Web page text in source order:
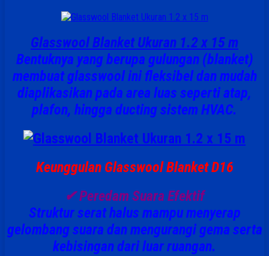
Glasswool Blanket Ukuran 1.2 x 15 m
Bentuknya yang berupa gulungan (blanket)
membuat glasswool ini fleksibel dan mudah
diaplikasikan pada area luas seperti atap,
plafon, hingga ducting sistem HVAC.
Keunggulan Glasswool Blanket D16
✔Peredam Suara Efektif
Struktur serat halus mampu menyerap
gelombang suara dan mengurangi gema serta
kebisingan dari luar ruangan.